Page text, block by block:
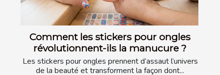
Comment les stickers pour ongles
révolutionnent-ils la manucure ?
Les stickers pour ongles prennent d’assaut l’univers
de la beauté et transforment la façon dont...